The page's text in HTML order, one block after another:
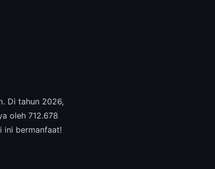
Di tahun 2026,
oleh 712.678
ini bermanfaat!